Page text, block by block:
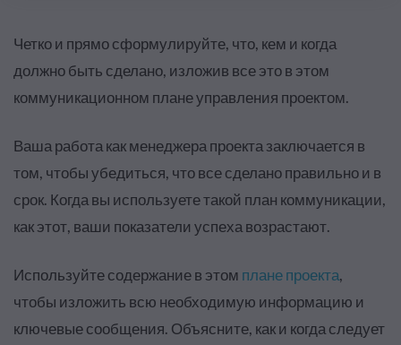
Четко и прямо сформулируйте, что, кем и когда
должно быть сделано, изложив все это в этом
коммуникационном плане управления проектом.
Ваша работа как менеджера проекта заключается в
том, чтобы убедиться, что все сделано правильно и в
срок. Когда вы используете такой план коммуникации,
как этот, ваши показатели успеха возрастают.
Используйте содержание в этом плане проекта,
чтобы изложить всю необходимую информацию и
ключевые сообщения. Объясните, как и когда следует